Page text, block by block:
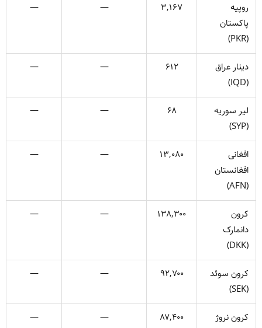
روپیه
پاکستان
(PKR)
۳,۱۶۷ —
—
دینار عراق
(IQD)
۶۱۲ —
—
لیر سوریه
(SYP)
۶۸ —
—
افغانی
افغانستان
(AFN)
۱۳,۰۸۰ —
—
کرون
دانمارک
(DKK)
۱۳۸,۳۰۰ —
—
کرون سوئد
(SEK)
۹۲,۷۰۰ —
—
کرون نروژ
۸۷,۴۰۰ —
—